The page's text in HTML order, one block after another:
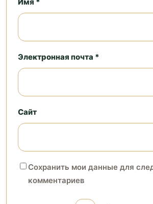
Имя *
Электронная почта *
Сайт
Сохранить мои данные для
комментариев